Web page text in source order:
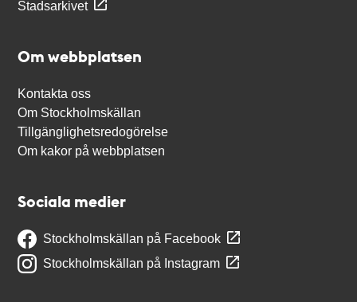
Stadsarkivet
Om webbplatsen
Kontakta oss
Om Stockholmskällan
Tillgänglighetsredogörelse
Om kakor på webbplatsen
Sociala medier
Stockholmskällan på Facebook
Stockholmskällan på Instagram